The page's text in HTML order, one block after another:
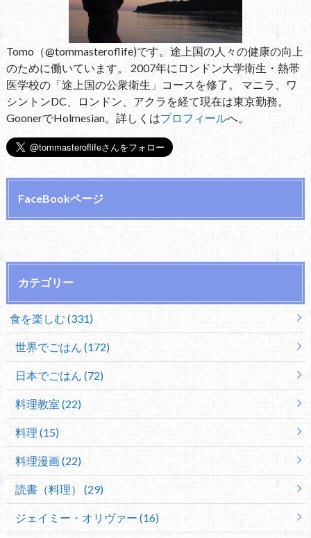
Tomo（@tommasteroflife)です。途上国の人々の健康の向上
のために働いています。 2007年にロンドン大学衛生・熱帯
医学校の「途上国の公衆衛生」コースを修了。 マニラ、ワ
シントンDC、ロンドン、アクラを経て現在は東京勤務。
GoonerでHolmesian。詳しくはプロフィールへ。
FaceBookページ
カテゴリー
食を楽しむ (331)
世界でごはん (172)
日本でごはん (72)
料理教室 (22)
料理 (15)
料理漫画 (22)
読書（料理） (29)
ジェイミー・オリヴァー (16)